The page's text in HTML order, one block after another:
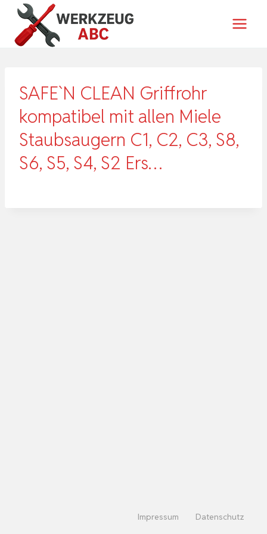
Zum
Inhalt
springen
SAFE`N CLEAN Griffrohr
kompatibel mit allen Miele
Staubsaugern C1, C2, C3, S8,
S6, S5, S4, S2 Ers…
Impressum Datenschutz